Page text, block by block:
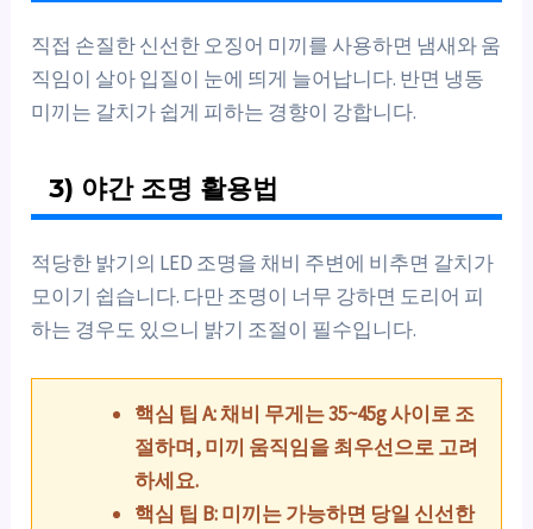
직접 손질한 신선한 오징어 미끼를 사용하면 냄새와 움
직임이 살아 입질이 눈에 띄게 늘어납니다. 반면 냉동
미끼는 갈치가 쉽게 피하는 경향이 강합니다.
3) 야간 조명 활용법
적당한 밝기의 LED 조명을 채비 주변에 비추면 갈치가
모이기 쉽습니다. 다만 조명이 너무 강하면 도리어 피
하는 경우도 있으니 밝기 조절이 필수입니다.
핵심 팁 A: 채비 무게는 35~45g 사이로 조
절하며, 미끼 움직임을 최우선으로 고려
하세요.
핵심 팁 B: 미끼는 가능하면 당일 신선한